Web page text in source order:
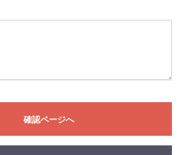
確認ページへ